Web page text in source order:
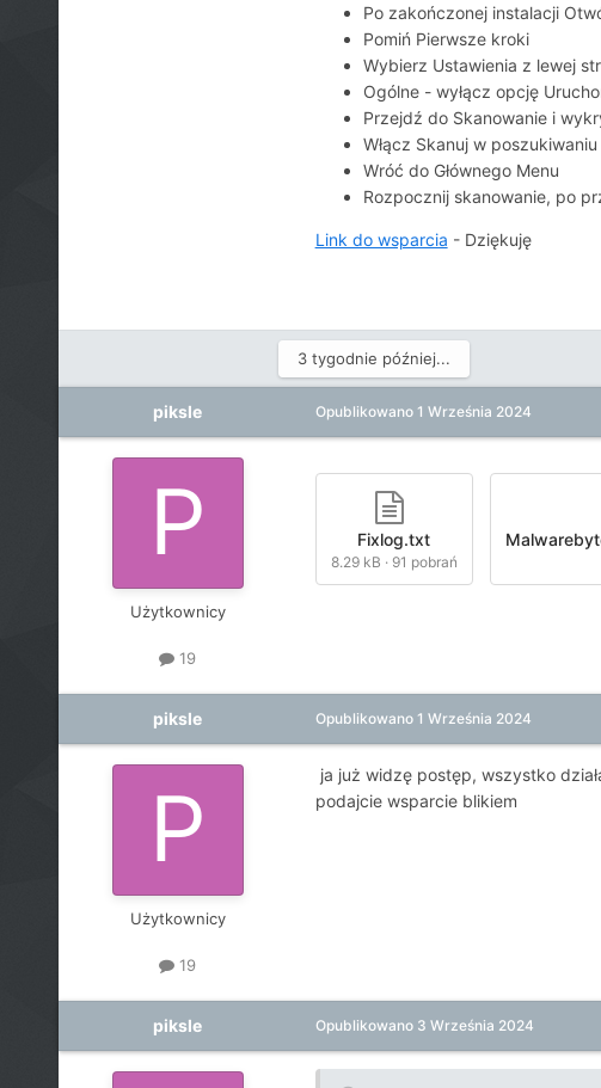
Po zakończonej instalacji
Pomiń Pierwsze kroki
Wybierz Ustawienia z lewej
Ogólne - wyłącz opcję
Przejdź do Skanowanie i
Włącz Skanuj w
Wróć do Głównego Menu
Rozpocznij skanowanie, po
Link do wsparcia - Dziękuję
3 tygodnie później...
piksle
Użytkownicy
19
Opublikowano 1 Września 2024
Fixlog.txt
8.29 kB · 91 pobrań
piksle
Użytkownicy
19
Opublikowano 1 Września 2024
ja już widzę postęp, wszystko
podajcie wsparcie blikiem
piksle Opublikowano 3 Września 2024